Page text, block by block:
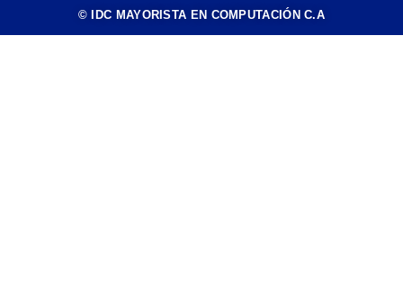
© IDC MAYORISTA EN COMPUTACIÓN C.A